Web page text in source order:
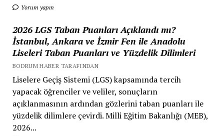
Yorum yapın
2026 LGS Taban Puanları Açıklandı mı?
İstanbul, Ankara ve İzmir Fen ile Anadolu
Liseleri Taban Puanları ve Yüzdelik Dilimleri
BODRUM HABER TARAFINDAN
Liselere Geçiş Sistemi (LGS) kapsamında tercih
yapacak öğrenciler ve veliler, sonuçların
açıklanmasının ardından gözlerini taban puanları ile
yüzdelik dilimlere çevirdi. Milli Eğitim Bakanlığı (MEB),
2026...